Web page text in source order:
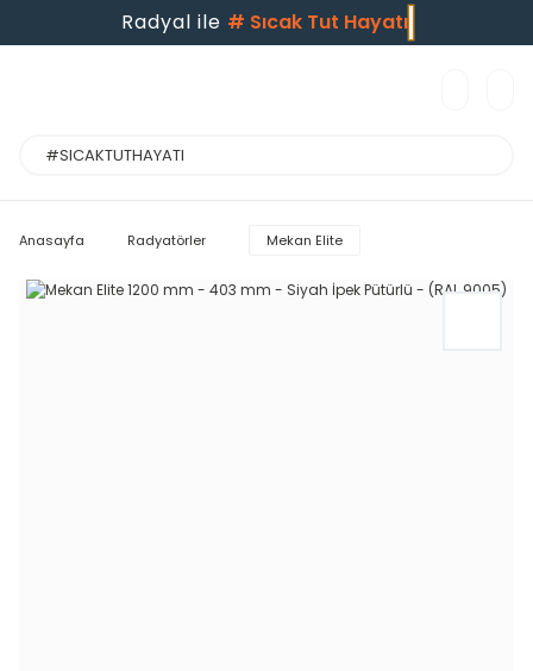
Radyal ile # Sıcak Tut Hayatı
Anasayfa Radyatörler Mekan Elite